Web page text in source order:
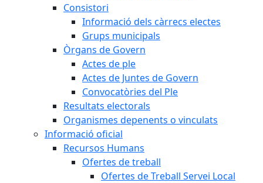
Consistori
Informació dels càrrecs electes
Grups municipals
Òrgans de Govern
Actes de ple
Actes de Juntes de Govern
Convocatòries del Ple
Resultats electorals
Organismes depenents o vinculats
Informació oficial
Recursos Humans
Ofertes de treball
Ofertes de Treball Servei Local